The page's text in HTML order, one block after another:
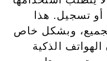
أو تسجيل. هذا
وبشكل خاص
الذكية